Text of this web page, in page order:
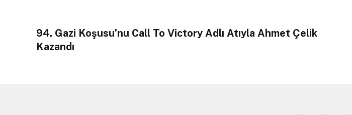
94. Gazi Koşusu’nu Call To Victory Adlı Atıyla Ahmet Çelik
Kazandı